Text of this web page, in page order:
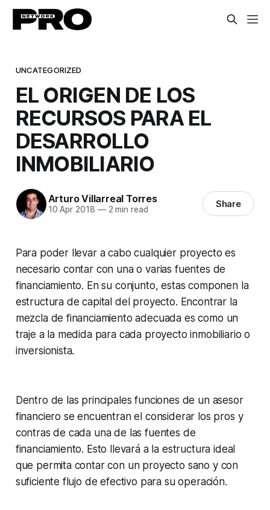
UNCATEGORIZED
EL ORIGEN DE LOS
RECURSOS PARA EL
DESARROLLO
INMOBILIARIO
Arturo Villarreal Torres
10 Apr 2018 —2 min read Share
Para poder llevar a cabo cualquier proyecto es
necesario contar con una o varias fuentes de
financiamiento. En su conjunto, estas componen la
estructura de capital del proyecto. Encontrar la
mezcla de financiamiento adecuada es como un
traje a la medida para cada proyecto inmobiliario o
inversionista.
Dentro de las principales funciones de un asesor
financiero se encuentran el considerar los pros y
contras de cada una de las fuentes de
financiamiento. Esto llevará a la estructura ideal
que permita contar con un proyecto sano y con
suficiente flujo de efectivo para su operación.